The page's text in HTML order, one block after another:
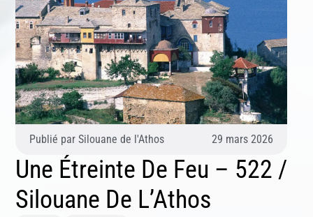
Publié par Silouane de l'Athos 29 mars 2026
Une Étreinte De Feu – 522 /
Silouane De L’Athos